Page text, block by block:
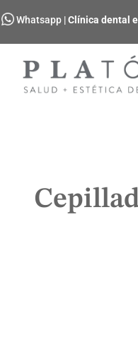
Whatsapp |Clínica dental